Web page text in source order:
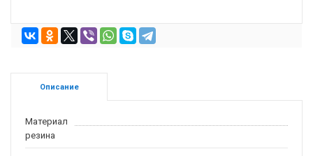
Описание
Материал
резина